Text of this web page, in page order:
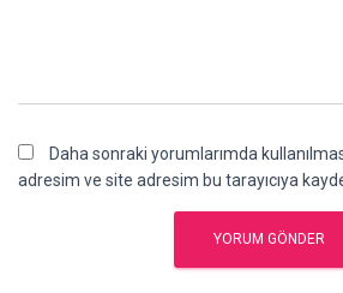
Daha sonraki yorumlarımda
adresim ve site adresim bu tarayıcıya